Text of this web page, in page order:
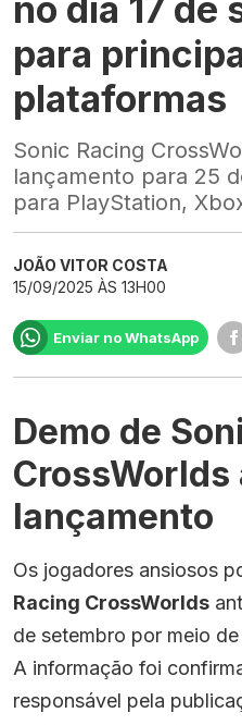
no dia 17 de
para
plataformas
Sonic Racing
lançamento para 25
para PlayStation,
JOÃO VITOR COSTA
15/09/2025 ÀS 13H00
Enviar no WhatsApp
Demo de
CrossWorlds
lançamento
Os jogadores ansiosos
Racing CrossWorlds
de setembro por meio
A informação foi
responsável pela